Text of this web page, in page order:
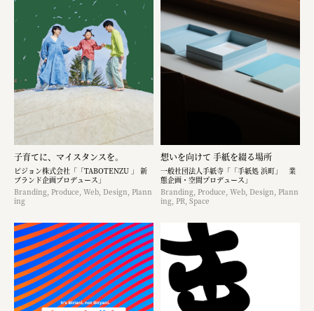
子育てに、マイスタンスを。
ピジョン株式会社「「TABOTENZU 」 新
ブランド企画プロデュース」
Branding, Produce, Web, Design, Plann
ing
想いを向けて 手紙を綴る場所
一般社団法人手紙寺「「手紙処 浜町」 業
態企画・空間プロデュース」
Branding, Produce, Web, Design, Plann
ing, PR, Space